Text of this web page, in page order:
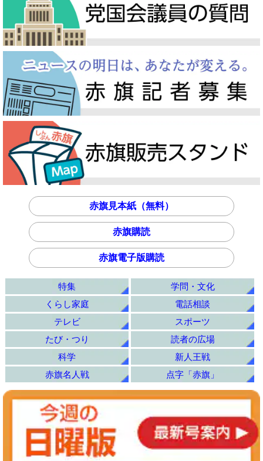
赤旗見本紙（無料）
赤旗購読
赤旗電子版購読
特集
学問・文化
くらし家庭
電話相談
テレビ
スポーツ
たび・つり
読者の広場
科学
新人王戦
赤旗名人戦
点字「赤旗」